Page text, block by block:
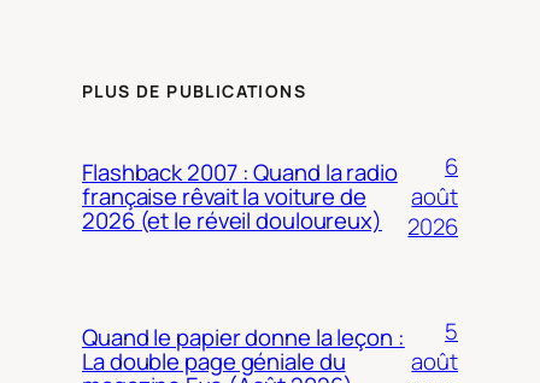
PLUS DE PUBLICATIONS
Flashback 2007 : Quand la radio
française rêvait la voiture de
2026 (et le réveil douloureux)
6
août
2026
Quand le papier donne la leçon :
La double page géniale du
5
août